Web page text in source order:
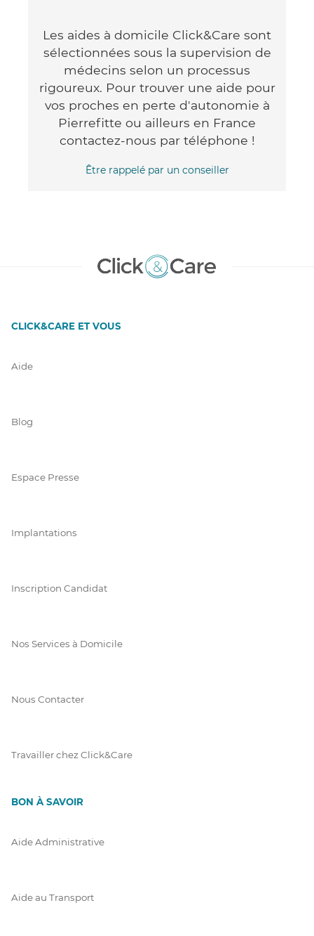
Les aides à domicile Click&Care sont
sélectionnées sous la supervision de
médecins selon un processus
rigoureux. Pour trouver une aide pour
vos proches en perte d'autonomie à
Pierrefitte ou ailleurs en France
contactez-nous par téléphone !
Être rappelé par un conseiller
CLICK&CARE ET VOUS
Aide
Blog
Espace Presse
Implantations
Inscription Candidat
Nos Services à Domicile
Nous Contacter
Travailler chez Click&Care
BON À SAVOIR
Aide Administrative
Aide au Transport